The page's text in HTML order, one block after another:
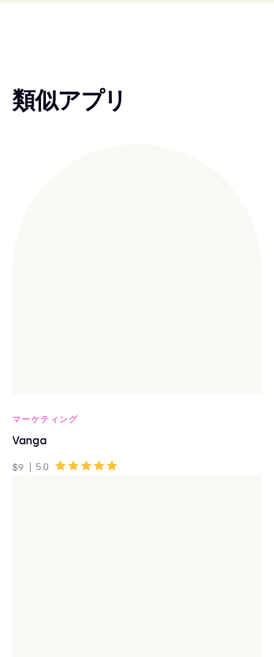
類似アプリ
マーケティング
Vanga
$9 | 5.0